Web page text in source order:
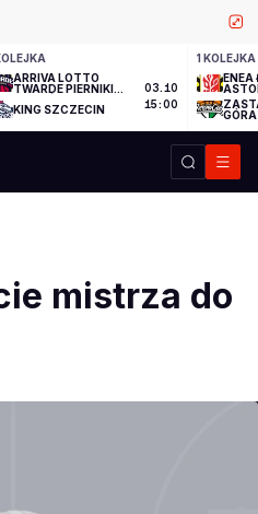
ARRIVA LOTTO
TWARDE PIERNIKI
KING SZCZECIN
03.10
15:00
1 KOLEJKA
ENEA
GÓRA
mistrza do